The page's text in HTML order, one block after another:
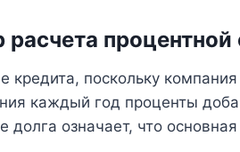
процентной
кредита, поскольку
каждый год проценты
долга означает, что